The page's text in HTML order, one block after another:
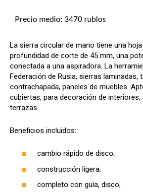
Precio medio: 3470 rublos
La sierra circular de mano tiene una
profundidad de corte de 45 mm, una
conectada a una aspiradora. La
Federación de Rusia, sierras laminadas,
contrachapada, paneles de muebles.
cubiertas, para decoración de
terrazas.
Beneficios incluidos:
cambio rápido de disco;
construcción ligera;
completo con guía, disco;